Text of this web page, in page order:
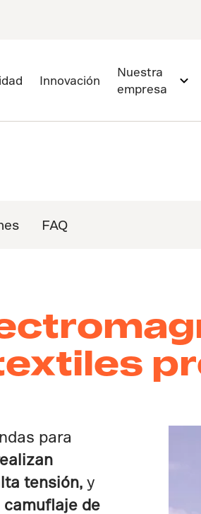
Innovación
Nuestra
empresa
FAQ
para
tensión,y
camuflaje de